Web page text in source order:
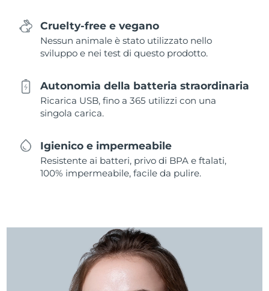
Cruelty-free e vegano
Nessun animale è stato utilizzato nello
sviluppo e nei test di questo prodotto.
Autonomia della batteria straordinaria
Ricarica USB, fino a 365 utilizzi con una
singola carica.
Igienico e impermeabile
Resistente ai batteri, privo di BPA e ftalati,
100% impermeabile, facile da pulire.